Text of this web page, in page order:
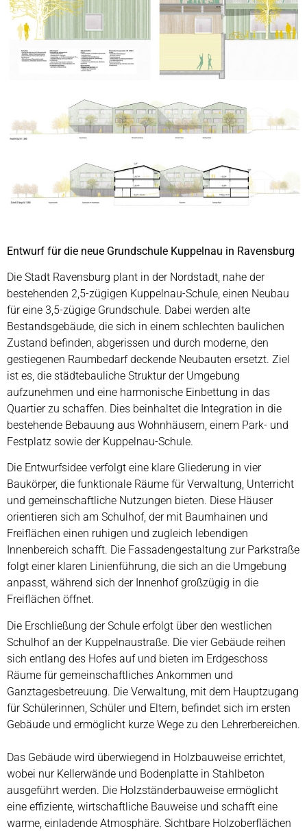
Entwurf für die neue Grundschule Kuppelnau in Ravensburg
Die Stadt Ravensburg plant in der Nordstadt, nahe der
bestehenden 2,5-zügigen Kuppelnau-Schule, einen Neubau
für eine 3,5-zügige Grundschule. Dabei werden alte
Bestandsgebäude, die sich in einem schlechten baulichen
Zustand befinden, abgerissen und durch moderne, den
gestiegenen Raumbedarf deckende Neubauten ersetzt. Ziel
ist es, die städtebauliche Struktur der Umgebung
aufzunehmen und eine harmonische Einbettung in das
Quartier zu schaffen. Dies beinhaltet die Integration in die
bestehende Bebauung aus Wohnhäusern, einem Park- und
Festplatz sowie der Kuppelnau-Schule.
Die Entwurfsidee verfolgt eine klare Gliederung in vier
Baukörper, die funktionale Räume für Verwaltung, Unterricht
und gemeinschaftliche Nutzungen bieten. Diese Häuser
orientieren sich am Schulhof, der mit Baumhainen und
Freiflächen einen ruhigen und zugleich lebendigen
Innenbereich schafft. Die Fassadengestaltung zur Parkstraße
folgt einer klaren Linienführung, die sich an die Umgebung
anpasst, während sich der Innenhof großzügig in die
Freiflächen öffnet.
Die Erschließung der Schule erfolgt über den westlichen
Schulhof an der Kuppelnaustraße. Die vier Gebäude reihen
sich entlang des Hofes auf und bieten im Erdgeschoss
Räume für gemeinschaftliches Ankommen und
Ganztagesbetreuung. Die Verwaltung, mit dem Hauptzugang
für Schülerinnen, Schüler und Eltern, befindet sich im ersten
Gebäude und ermöglicht kurze Wege zu den Lehrerbereichen.
Das Gebäude wird überwiegend in Holzbauweise errichtet,
wobei nur Kellerwände und Bodenplatte in Stahlbeton
ausgeführt werden. Die Holzständerbauweise ermöglicht
eine effiziente, wirtschaftliche Bauweise und schafft eine
warme, einladende Atmosphäre. Sichtbare Holzoberflächen